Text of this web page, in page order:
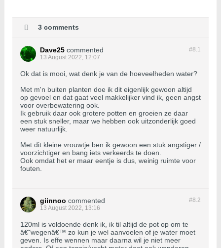
3 comments
#8.1
Dave25 commented
13 August 2022, 12:07
Ok dat is mooi, wat denk je van de hoeveelheden water?
Met m'n buiten planten doe ik dit eigenlijk gewoon altijd
op gevoel en dat gaat veel makkelijker vind ik, geen angst
voor overbewatering ook.
Ik gebruik daar ook grotere potten en groeien ze daar
een stuk sneller, maar we hebben ook uitzonderlijk goed
weer natuurlijk.
Met dit kleine vrouwtje ben ik gewoon een stuk angstiger /
voorzichtiger en bang iets verkeerds te doen.
Ook omdat het er maar eentje is dus, weinig ruimte voor
fouten.
#8.2
giinnoo commented
13 August 2022, 13:16
120ml is voldoende denk ik, ik til altijd de pot op om te
â€˜wegenâ€™ zo kun je wel aanvoelen of je water moet
geven. Is effe wennen maar daarna wil je niet meer